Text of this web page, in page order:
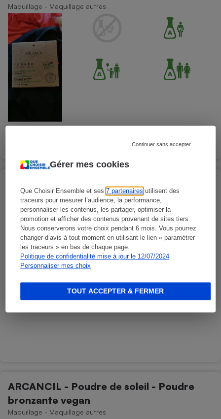
Gérer mes cookies
Que Choisir Ensemble et ses7 partenaires utilisent des
traceurs pour mesurer l’audience, la performance,
personnaliser les contenus, les partager, optimiser la
promotion et afficher des contenus provenant de sites tiers.
Nous conserverons votre choix pendant 6 mois. Vous pourrez
changer d’avis à tout moment en utilisant le lien « paramétrer
les traceurs » en bas de chaque page.
Politique de confidentialité mise à jour le 12/07/2024
Personnaliser mes choix
Continuer sans accepter
TOUT ACCEPTER & FERMER
Maquillage - Maquillage autres
ARCANCIL - Feuille d'Aloe vera - Eyeliner
liquide
Maquillage - Crayons pour les yeux
ARCANCIL - Poudre de soleil - Poudre
bronzante vegan
Maquillage - Maquillage autres